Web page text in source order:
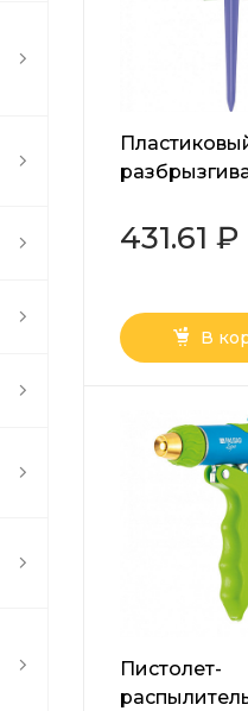
регулятором
431.61 ₽
В
Пистолет-